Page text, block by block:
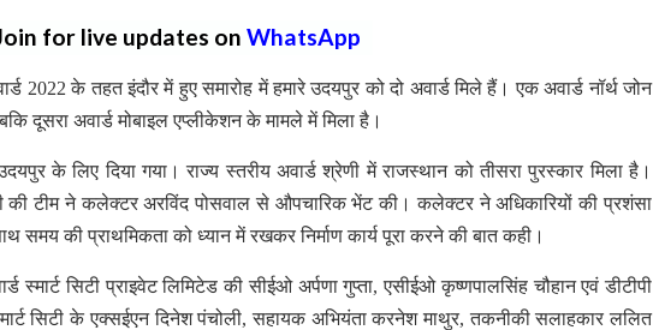
for live updates on WhatsApp
2022 के तहत इंदौर में हुए समारोह में हमारे उदयपुर को दो अवार्ड मिले हैं। एक अवार्ड नॉर्थ जोन
दूसरा अवार्ड मोबाइल एप्लीकेशन के मामले में मिला है।
के लिए दिया गया। राज्य स्तरीय अवार्ड श्रेणी में राजस्थान को तीसरा पुरस्कार मिला है।
की टीम ने कलेक्टर अरविंद पोसवाल से औपचारिक भेंट की। कलेक्टर ने अधिकारियों की प्रशंसा
समय की प्राथमिकता को ध्यान में रखकर निर्माण कार्य पूरा करने की बात कही।
स्मार्ट सिटी प्राइवेट लिमिटेड की सीईओ अर्पणा गुप्ता, एसीईओ कृष्णपालसिंह चौहान एवं डीटीपी
स्मार्ट सिटी के एक्सईएन दिनेश पंचोली, सहायक अभियंता करनेश माथुर, तकनीकी सलाहकार ललित